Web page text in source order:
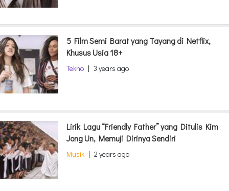
5 Film Semi Barat yang Tayang di Netflix,
Khusus Usia 18+
Tekno | 3 years ago
Lirik Lagu “Friendly Father” yang Ditulis Kim
Jong Un, Memuji Dirinya Sendiri
Musik | 2 years ago